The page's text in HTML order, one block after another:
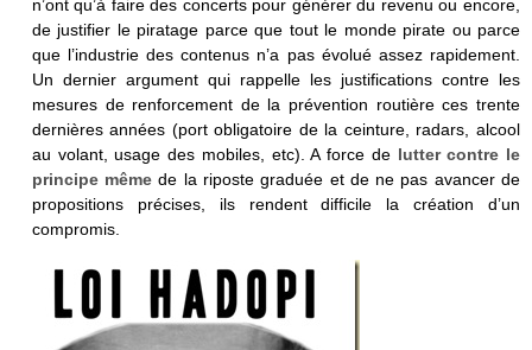
n’ont qu’à faire des concerts pour générer du revenu ou encore,
de justifier le piratage parce que tout le monde pirate ou parce
que l’industrie des contenus n’a pas évolué assez rapidement.
Un dernier argument qui rappelle les justifications contre les
mesures de renforcement de la prévention routière ces trente
dernières années (port obligatoire de la ceinture, radars, alcool
au volant, usage des mobiles, etc). A force de lutter contre le
principe même de la riposte graduée et de ne pas avancer de
propositions précises, ils rendent difficile la création d’un
compromis.